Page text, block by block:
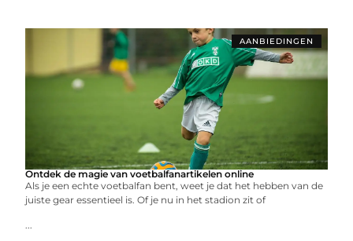
AANBIEDINGEN
Ontdek de magie van voetbalfanartikelen online
Als je een echte voetbalfan bent, weet je dat het hebben van de
juiste gear essentieel is. Of je nu in het stadion zit of
...